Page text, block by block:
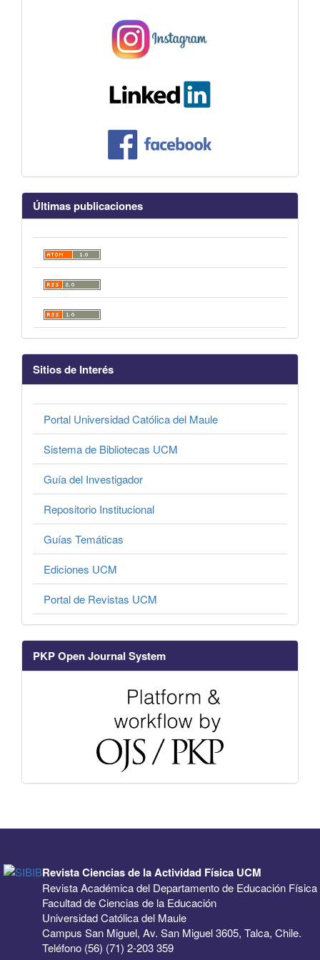
Últimas publicaciones
Sitios de Interés
Portal Universidad Católica del Maule
Sistema de Bibliotecas UCM
Guía del Investigador
Repositorio Institucional
Guías Temáticas
Ediciones UCM
Portal de Revistas UCM
PKP Open Journal System
Revista Ciencias de la Actividad Física UCM
Revista Académica del Departamento de Educación Física
Facultad de Ciencias de la Educación
Universidad Católica del Maule
Campus San Miguel, Av. San Miguel 3605, Talca, Chile.
Teléfono (56) (71) 2-203 359